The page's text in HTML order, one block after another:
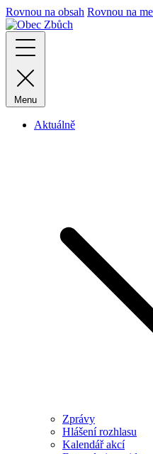
Rovnou na obsah Rovnou na
Menu
Aktuálně
Zprávy
Hlášení rozhlasu
Kalendář akcí